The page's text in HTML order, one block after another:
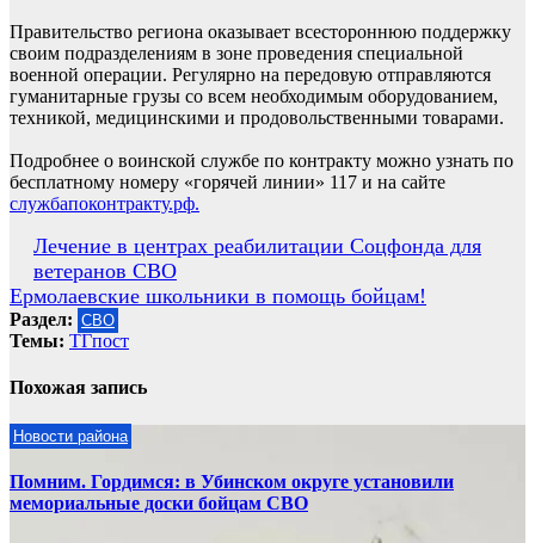
Правительство региона оказывает всестороннюю поддержку
своим подразделениям в зоне проведения специальной
военной операции. Регулярно на передовую отправляются
гуманитарные грузы со всем необходимым оборудованием,
техникой, медицинскими и продовольственными товарами.
Подробнее о воинской службе по контракту можно узнать по
бесплатному номеру «горячей линии» 117 и на сайте
службапоконтракту.рф.
Навигация
по
записям
Лечение в центрах реабилитации Соцфонда для
ветеранов СВО
Ермолаевские школьники в помощь бойцам!
Раздел: СВО
Темы: ТГпост
Похожая запись
Новости района
Помним. Гордимся: в Убинском округе установили
мемориальные доски бойцам СВО